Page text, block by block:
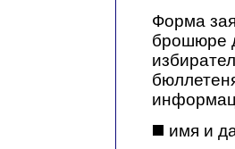
Форма
брошюре
имя и